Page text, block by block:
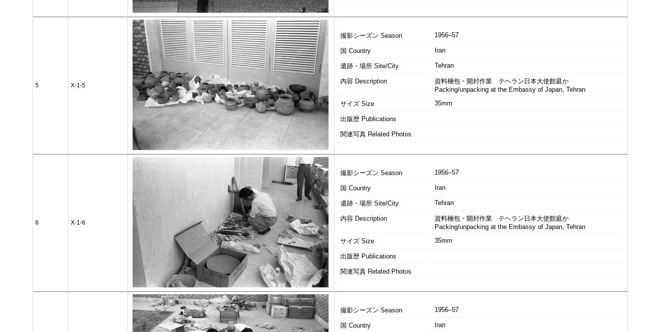
5 X-1-5
撮影シーズン Season 1956–57
国 Country Iran
遺跡・場所 Site/City Tehran
内容 Description
資料梱包・開封作業 テヘラン日本大使館庭か
Packing/unpacking at the Embassy of Japan, Tehran
サイズ Size
35mm
出版歴 Publications
関連写真 Related Photos
6 X-1-6
撮影シーズン Season 1956–57
国 Country Iran
遺跡・場所 Site/City Tehran
内容 Description
資料梱包・開封作業 テヘラン日本大使館庭か
Packing/unpacking at the Embassy of Japan, Tehran
サイズ Size
35mm
出版歴 Publications
関連写真 Related Photos
撮影シーズン Season 1956–57
国 Country Iran